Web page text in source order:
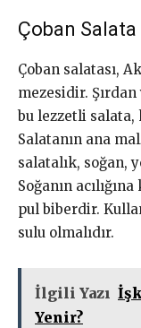
Çoban Salata
Çoban salatası,
mezesidir.
bu lezzetli salata,
Salatanın ana
salatalık, soğan,
Soğanın
pul biberdir.
sulu olmalıdır.
İlgili Yazı
Yenir?